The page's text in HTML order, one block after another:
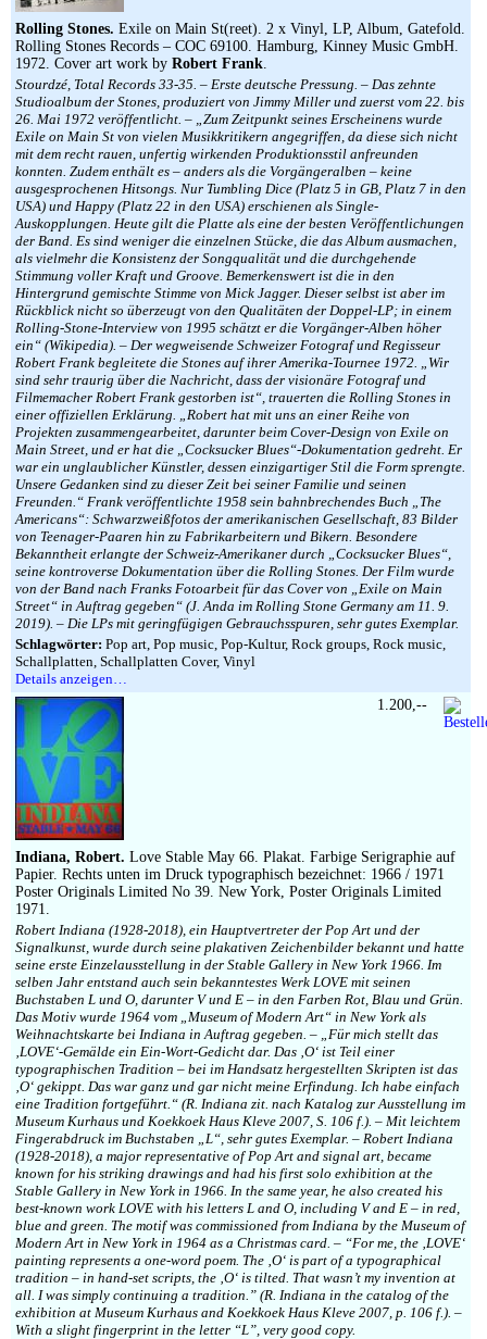
Rolling Stones. Exile on Main St(reet). 2 x Vinyl, LP, Album, Gatefold.
Rolling Stones Records – COC 69100. Hamburg, Kinney Music GmbH.
1972. Cover art work by Robert Frank.
Stourdzé, Total Records 33-35. – Erste deutsche Pressung. – Das zehnte
Studioalbum der Stones, produziert von Jimmy Miller und zuerst vom 22. bis
26. Mai 1972 veröffentlicht. – „Zum Zeitpunkt seines Erscheinens wurde
Exile on Main St von vielen Musikkritikern angegriffen, da diese sich nicht
mit dem recht rauen, unfertig wirkenden Produktionsstil anfreunden
konnten. Zudem enthält es – anders als die Vorgängeralben – keine
ausgesprochenen Hitsongs. Nur Tumbling Dice (Platz 5 in GB, Platz 7 in den
USA) und Happy (Platz 22 in den USA) erschienen als Single-
Auskopplungen. Heute gilt die Platte als eine der besten Veröffentlichungen
der Band. Es sind weniger die einzelnen Stücke, die das Album ausmachen,
als vielmehr die Konsistenz der Songqualität und die durchgehende
Stimmung voller Kraft und Groove. Bemerkenswert ist die in den
Hintergrund gemischte Stimme von Mick Jagger. Dieser selbst ist aber im
Rückblick nicht so überzeugt von den Qualitäten der Doppel-LP; in einem
Rolling-Stone-Interview von 1995 schätzt er die Vorgänger-Alben höher
ein“ (Wikipedia). – Der wegweisende Schweizer Fotograf und Regisseur
Robert Frank begleitete die Stones auf ihrer Amerika-Tournee 1972. „Wir
sind sehr traurig über die Nachricht, dass der visionäre Fotograf und
Filmemacher Robert Frank gestorben ist“, trauerten die Rolling Stones in
einer offiziellen Erklärung. „Robert hat mit uns an einer Reihe von
Projekten zusammengearbeitet, darunter beim Cover-Design von Exile on
Main Street, und er hat die „Cocksucker Blues“-Dokumentation gedreht. Er
war ein unglaublicher Künstler, dessen einzigartiger Stil die Form sprengte.
Unsere Gedanken sind zu dieser Zeit bei seiner Familie und seinen
Freunden.“ Frank veröffentlichte 1958 sein bahnbrechendes Buch „The
Americans“: Schwarzweißfotos der amerikanischen Gesellschaft, 83 Bilder
von Teenager-Paaren hin zu Fabrikarbeitern und Bikern. Besondere
Bekanntheit erlangte der Schweiz-Amerikaner durch „Cocksucker Blues“,
seine kontroverse Dokumentation über die Rolling Stones. Der Film wurde
von der Band nach Franks Fotoarbeit für das Cover von „Exile on Main
Street“ in Auftrag gegeben“ (J. Anda im Rolling Stone Germany am 11. 9.
2019). – Die LPs mit geringfügigen Gebrauchsspuren, sehr gutes Exemplar.
Schlagwörter: Pop art, Pop music, Pop-Kultur, Rock groups, Rock music,
Schallplatten, Schallplatten Cover, Vinyl
Details anzeigen…
Indiana, Robert. Love Stable May 66. Plakat. Farbige Serigraphie auf
Papier. Rechts unten im Druck typographisch bezeichnet: 1966 / 1971
Poster Originals Limited No 39. New York, Poster Originals Limited
1971.
Robert Indiana (1928-2018), ein Hauptvertreter der Pop Art und der
Signalkunst, wurde durch seine plakativen Zeichenbilder bekannt und hatte
seine erste Einzelausstellung in der Stable Gallery in New York 1966. Im
selben Jahr entstand auch sein bekanntestes Werk LOVE mit seinen
Buchstaben L und O, darunter V und E – in den Farben Rot, Blau und Grün.
Das Motiv wurde 1964 vom „Museum of Modern Art“ in New York als
Weihnachtskarte bei Indiana in Auftrag gegeben. – „Für mich stellt das
‚LOVE‘-Gemälde ein Ein-Wort-Gedicht dar. Das ‚O‘ ist Teil einer
typographischen Tradition – bei im Handsatz hergestellten Skripten ist das
‚O‘ gekippt. Das war ganz und gar nicht meine Erfindung. Ich habe einfach
eine Tradition fortgeführt.“ (R. Indiana zit. nach Katalog zur Ausstellung im
Museum Kurhaus und Koekkoek Haus Kleve 2007, S. 106 f.). – Mit leichtem
Fingerabdruck im Buchstaben „L“, sehr gutes Exemplar. – Robert Indiana
(1928-2018), a major representative of Pop Art and signal art, became
known for his striking drawings and had his first solo exhibition at the
Stable Gallery in New York in 1966. In the same year, he also created his
best-known work LOVE with his letters L and O, including V and E – in red,
blue and green. The motif was commissioned from Indiana by the Museum of
Modern Art in New York in 1964 as a Christmas card. – “For me, the ‚LOVE‘
painting represents a one-word poem. The ‚O‘ is part of a typographical
tradition – in hand-set scripts, the ‚O‘ is tilted. That wasn’t my invention at
all. I was simply continuing a tradition.” (R. Indiana in the catalog of the
exhibition at Museum Kurhaus and Koekkoek Haus Kleve 2007, p. 106 f.). –
With a slight fingerprint in the letter “L”, very good copy.
1.200,--